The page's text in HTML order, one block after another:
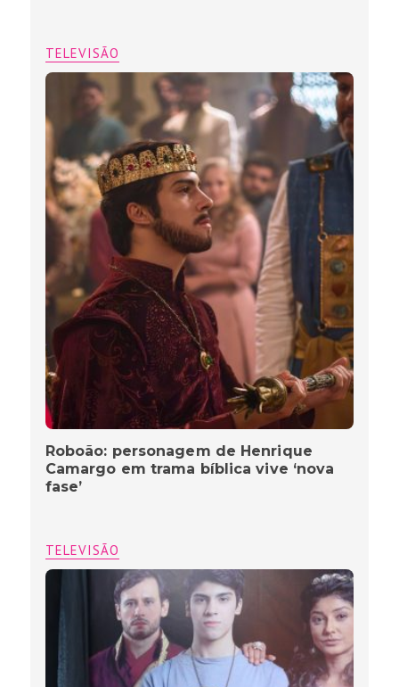
TELEVISÃO
Roboão: personagem de Henrique
Camargo em trama bíblica vive ‘nova
fase’
TELEVISÃO